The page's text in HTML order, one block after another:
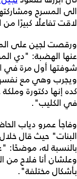
الى المسرح
لاقت تفاعلًا كبيرًا
ورقصت لجين على
عنها الهضبة: "دي
شوفتها أول مرة في
ويجرب وهي مع
كده إنها دكتورة
في الكليب".
وفاجأ عمرو دياب
البنات" حيث قال
بالنسبة له، موضحًا:
وعلشان أنا فلاح من
بأشكال مختلفة".